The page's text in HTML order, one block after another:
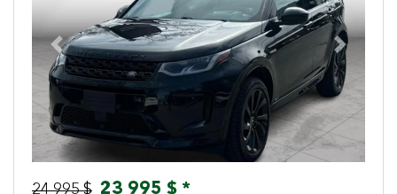
Previous Next
24 995 $ 23 995 $ *